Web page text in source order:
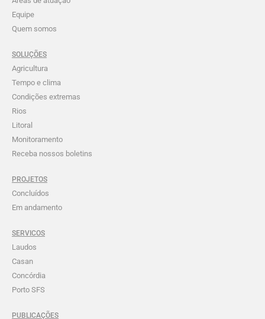
Equipe
Quem somos
SOLUÇÕES
Agricultura
Tempo e clima
Condições extremas
Rios
Litoral
Monitoramento
Receba nossos boletins
PROJETOS
Concluídos
Em andamento
SERVICOS
Laudos
Casan
Concórdia
Porto SFS
PUBLICAÇÕES